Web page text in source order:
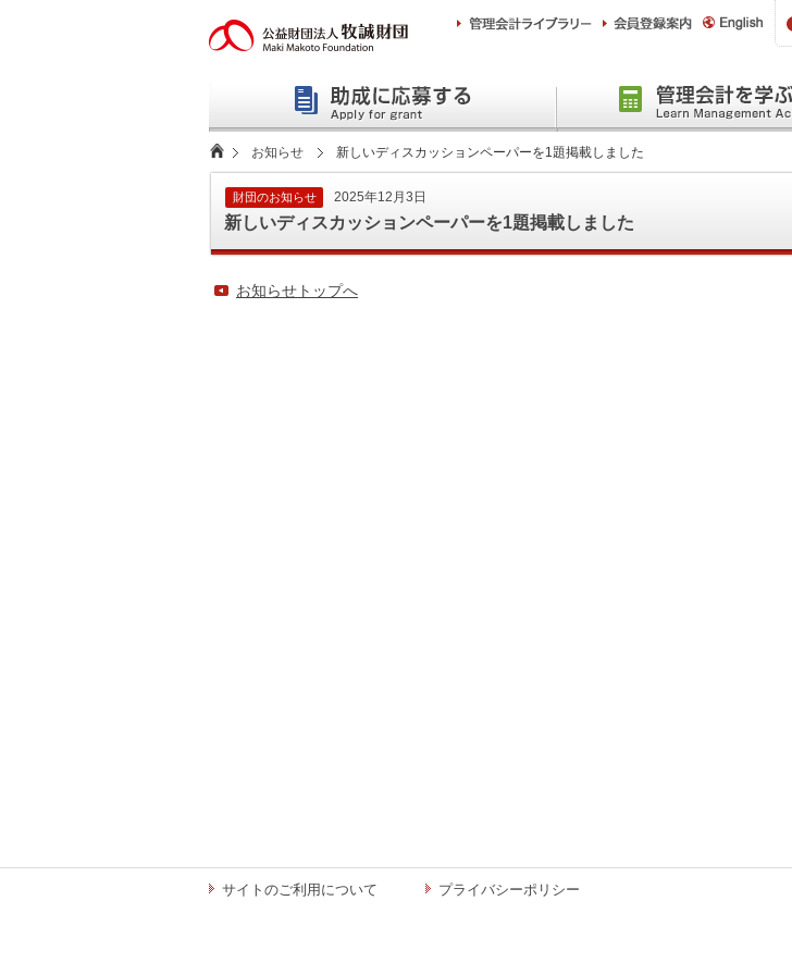
お知らせ 新しいディスカッションペーパーを1題掲載しました
財団のお知らせ 2025年12月3日
新しいディスカッションペーパーを1題掲載しました
お知らせトップへ
サイトのご利用について プライバシーポリシー